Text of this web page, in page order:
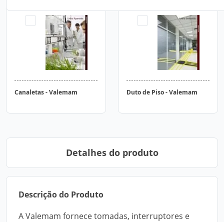
Canaletas - Valemam Duto de Piso - Valemam
Detalhes do produto
Descrição do Produto
A Valemam fornece tomadas, interruptores e